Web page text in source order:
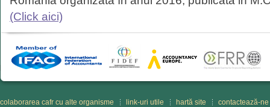
(Click aici)
colaborarea cafr cu alte organisme link-uri utile hartă site contactează-ne